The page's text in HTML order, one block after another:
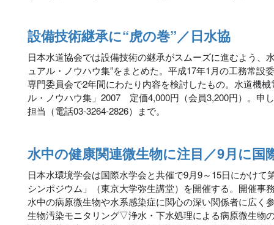
設備技術継承に“虎の巻”／日水協
日本水道協会では設備技術の継承がスムーズに進むよう、
ュアル・ノウハウ集”をまとめた。平成17年1月の工務常設
専門委員会で2年間にわたり内容を検討したもの。水道機
ル・ノウハウ集」2007 定価4,000円（会員3,200円）。申
担当（電話03-3264-2826）まで。
水中の健康関連微生物に注目／9月に国
日本水環境学会は国際水学会と共催で9月9～15日にかけて
シンポジウム」（東京大学弥生講堂）を開催する。開催事
水中の病原微生物や水系感染症に関心の深い関係者に広
生物汚染モニタリング▽浄水・下水処理による病原微生物